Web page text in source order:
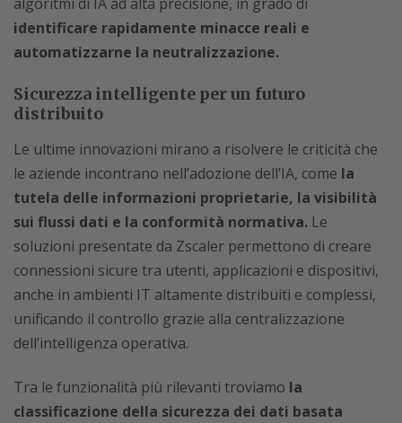
identificare rapidamente minacce reali e
automatizzarne la neutralizzazione.
Sicurezza intelligente per un futuro
distribuito
Le ultime innovazioni mirano a risolvere le criticità che
le aziende incontrano nell’adozione dell’IA, come la
tutela delle informazioni proprietarie, la visibilità
sui flussi dati e la conformità normativa. Le
soluzioni presentate da Zscaler permettono di creare
connessioni sicure tra utenti, applicazioni e dispositivi,
anche in ambienti IT altamente distribuiti e complessi,
unificando il controllo grazie alla centralizzazione
dell’intelligenza operativa.
Tra le funzionalità più rilevanti troviamo la
classificazione della sicurezza dei dati basata